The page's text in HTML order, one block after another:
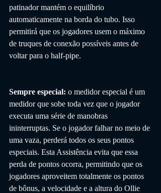
patinador mantém o equilíbrio
automaticamente na borda do tubo. Isso
permitirá que os jogadores usem o máximo
de truques de conexão possíveis antes de
voltar para o half-pipe.
Sempre especial: o medidor especial é um
medidor que sobe toda vez que o jogador
executa uma série de manobras
ininterruptas. Se o jogador falhar no meio de
uma vaza, perderá todos os seus pontos
especiais. Esta Assistência evita que essa
perda de pontos ocorra, permitindo que os
jogadores aproveitem totalmente os pontos
de bônus, a velocidade e a altura do Ollie